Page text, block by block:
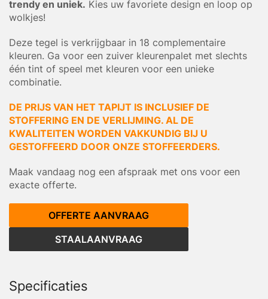
trendy en uniek. Kies uw favoriete design en loop op
wolkjes!
Deze tegel is verkrijgbaar in 18 complementaire
kleuren. Ga voor een zuiver kleurenpalet met slechts
één tint of speel met kleuren voor een unieke
combinatie.
DE PRIJS VAN HET TAPIJT IS INCLUSIEF DE
STOFFERING EN DE VERLIJMING. AL DE
KWALITEITEN WORDEN VAKKUNDIG BIJ U
GESTOFFEERD DOOR ONZE STOFFEERDERS.
Maak vandaag nog een afspraak met ons voor een
exacte offerte.
OFFERTE AANVRAAG
STAALAANVRAAG
Specificaties